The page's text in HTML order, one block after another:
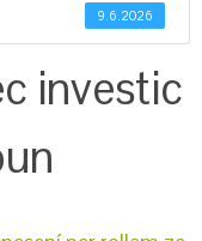
9.6.2026
investic